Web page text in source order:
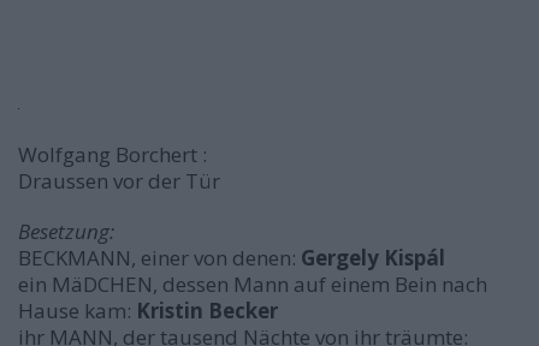
Wolfgang Borchert :
Draussen vor der Tür
Besetzung:
BECKMANN, einer von denen: Gergely Kispál
ein MäDCHEN, dessen Mann auf einem Bein nach
Hause kam: Kristin Becker
ihr MANN, der tausend Nächte von ihr träumte: